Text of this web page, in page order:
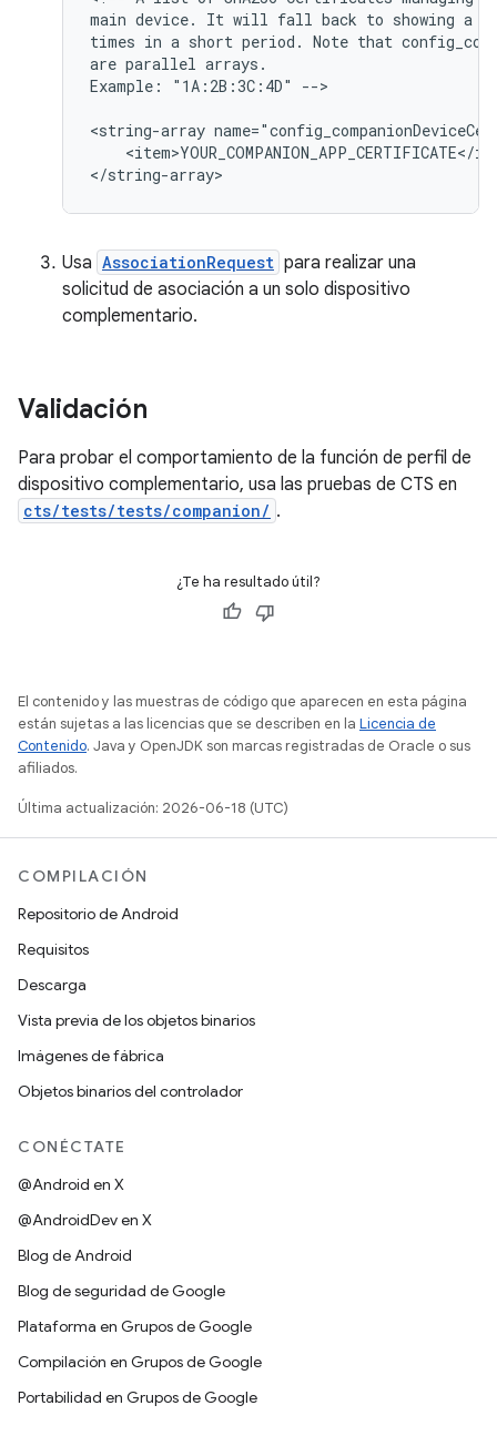
main device. It will fall back to showing a
times in a short period. Note that
are parallel arrays.
Example:
"1A:2B:3C:4D" -->
<string-array
<item>YOUR_COMPANION_APP_CERTIFICATE</
Usa AssociationRequest para realizar una
solicitud de asociación a un solo dispositivo
complementario.
Validación
Para probar el comportamiento de la función de perfil de
dispositivo complementario, usa las pruebas de CTS en
cts/tests/tests/companion/ .
¿Te ha resultado útil?
El contenido y las muestras de código que aparecen en esta página
están sujetas a las licencias que se describen en la Licencia de
Contenido. Java y OpenJDK son marcas registradas de Oracle o sus
afiliados.
Última actualización: 2026-06-18 (UTC)
COMPILACIÓN
Repositorio de Android
Requisitos
Descarga
Vista previa de los objetos binarios
Imágenes de fábrica
Objetos binarios del controlador
CONÉCTATE
@Android en X
@AndroidDev en X
Blog de Android
Blog de seguridad de Google
Plataforma en Grupos de Google
Compilación en Grupos de Google
Portabilidad en Grupos de Google